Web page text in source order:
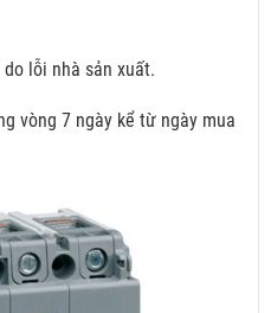
lỗi nhà sản xuất.
vòng 7 ngày kể từ ngày mua